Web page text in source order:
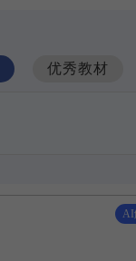
优秀教材
AI